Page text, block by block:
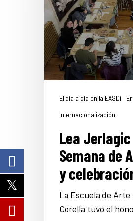
El día a día en la EASDi
Internacionalización
Lea Jerlagic
Semana de
y
La Escuela de Arte
Corella tuvo el